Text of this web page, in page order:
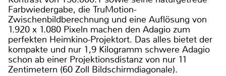
Farbwiedergabe, die TruMotion-
Zwischenbildberechnung und eine Auflösung von
1.920 x 1.080 Pixeln machen den Adagio zum
perfekten Heimkino-Projektort. Das alles bietet der
kompakte und nur 1,9 Kilogramm schwere Adagio
schon ab einer Projektionsdistanz von nur 11
Zentimetern (60 Zoll Bildschirmdiagonale).